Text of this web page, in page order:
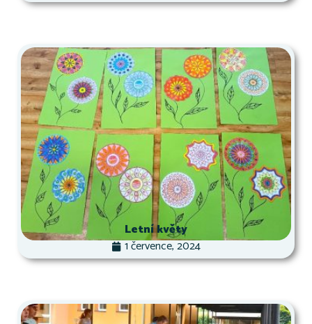
Letní květy
1 července, 2024